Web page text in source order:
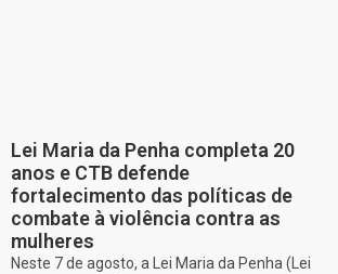
Lei Maria da Penha completa 20
anos e CTB defende
fortalecimento das políticas de
combate à violência contra as
mulheres
Neste 7 de agosto, a Lei Maria da Penha (Lei